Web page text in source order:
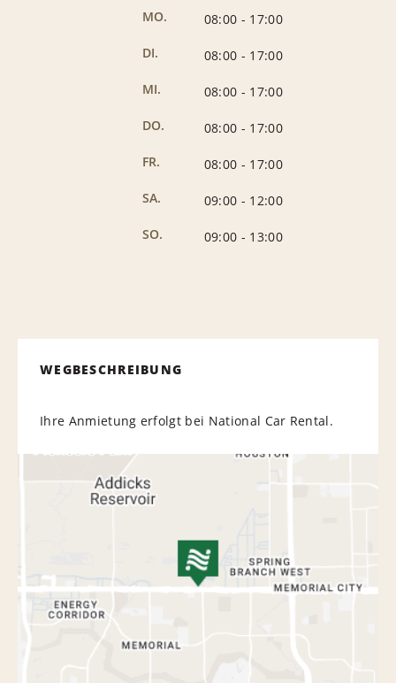
MO. 08:00 - 17:00
DI.
08:00 - 17:00
MI.
08:00 - 17:00
DO.
08:00 - 17:00
FR.
08:00 - 17:00
SA.
09:00 - 12:00
SO.
09:00 - 13:00
WEGBESCHREIBUNG
Ihre Anmietung erfolgt bei National Car Rental.